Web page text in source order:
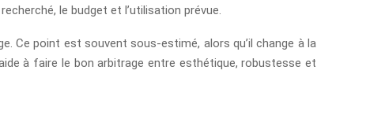
le budget et l’utilisation prévue.
Ce point est souvent sous-estimé, alors qu’il change à la
à faire le bon arbitrage entre esthétique, robustesse et